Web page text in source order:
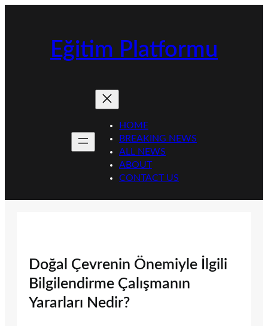
Eğitim Platformu
HOME
BREAKING NEWS
ALL NEWS
ABOUT
CONTACT US
Doğal Çevrenin Önemiyle İlgili
Bilgilendirme Çalışmanın
Yararları Nedir?